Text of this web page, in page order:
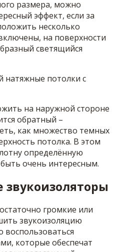
размера, можно
эффект, если за
несколько
на поверхности
светящийся
на наружной стороне
обратный –
как множество темных
потолка. В этом
определённую
очень интересным.
громкие или
звукоизоляцию
которые обеспечат